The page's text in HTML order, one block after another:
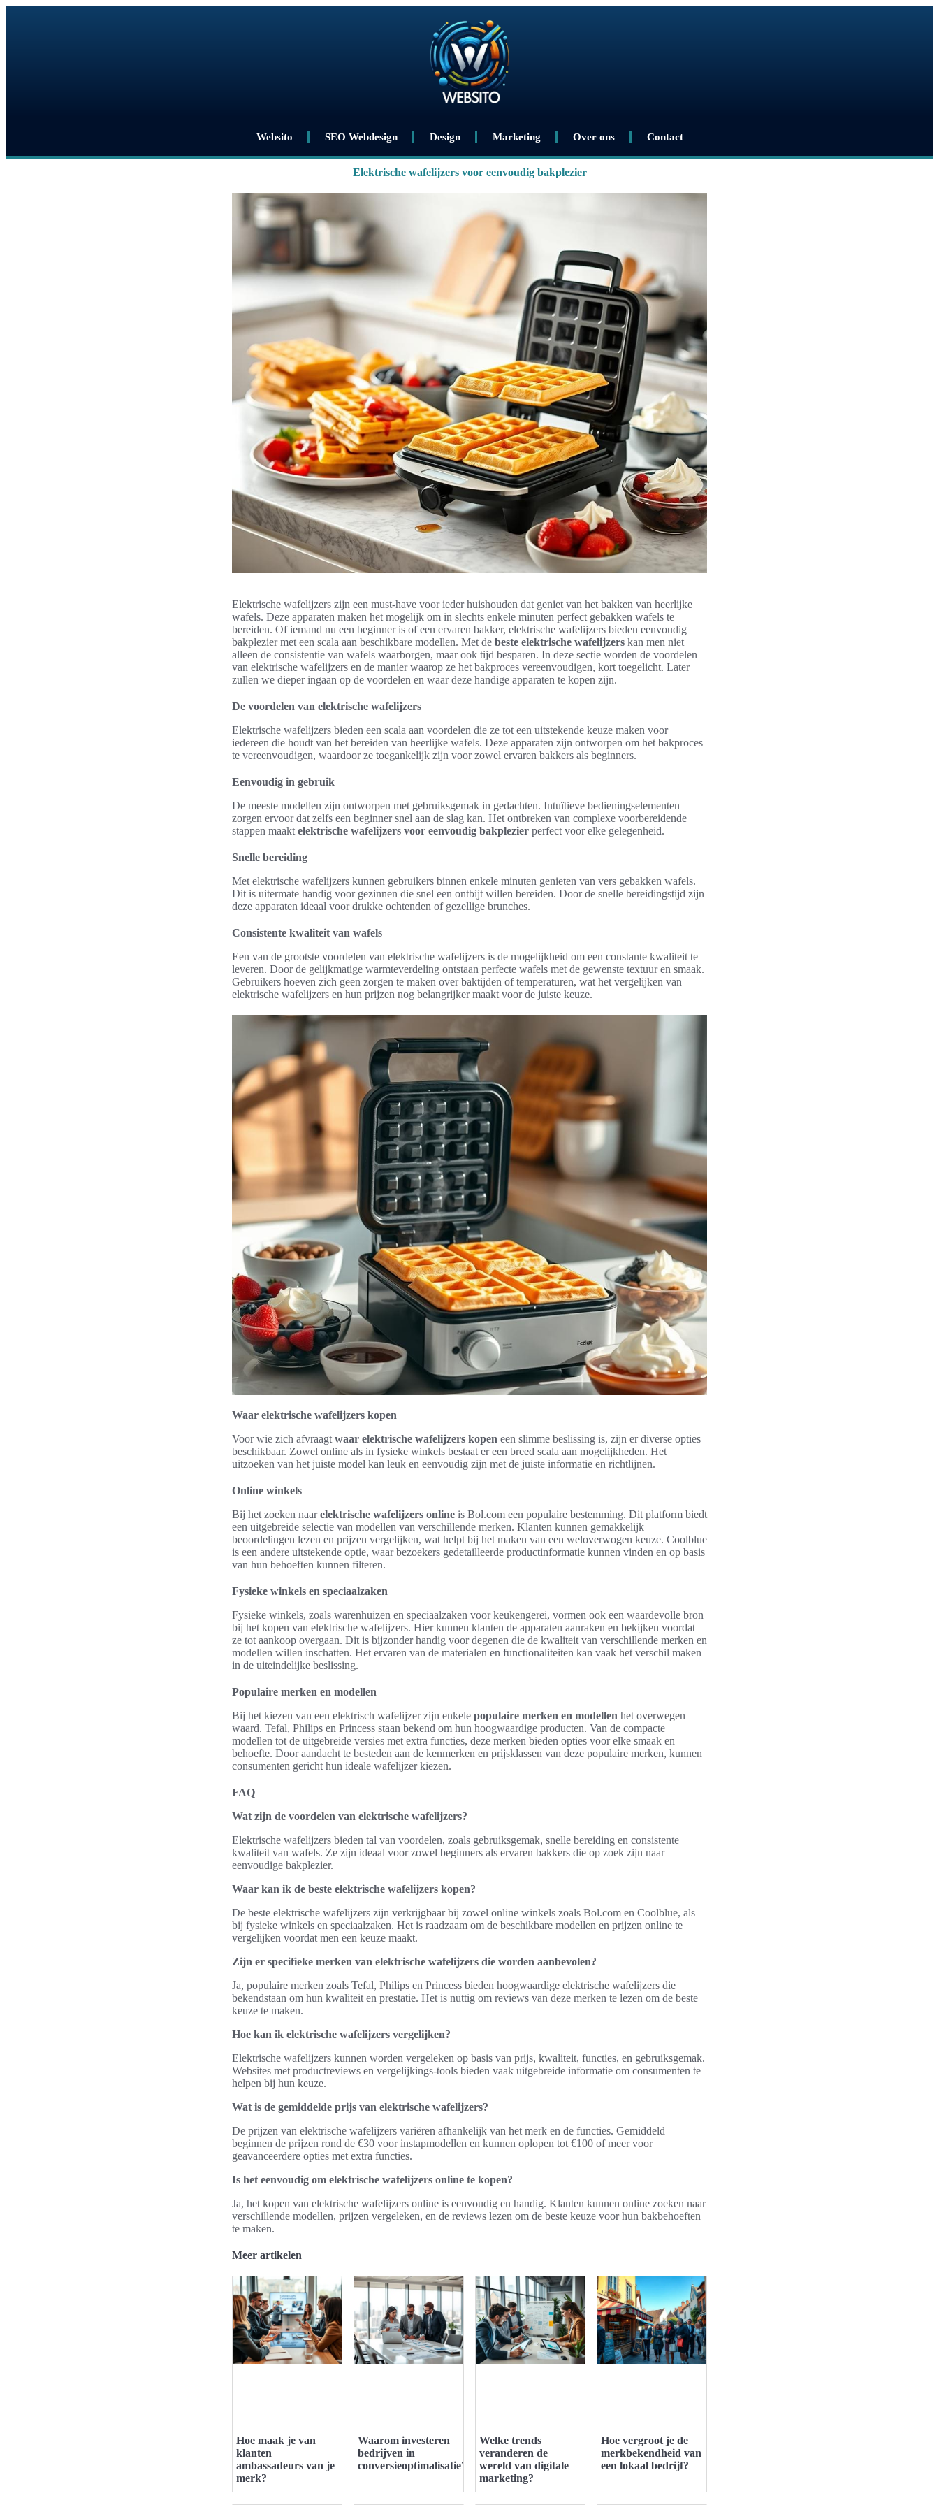
Websito SEO Webdesign Design Marketing Over ons Contact
Elektrische wafelijzers voor eenvoudig bakplezier
Elektrische wafelijzers zijn een must-have voor ieder huishouden dat geniet van het bakken van heerlijke
wafels. Deze apparaten maken het mogelijk om in slechts enkele minuten perfect gebakken wafels te
bereiden. Of iemand nu een beginner is of een ervaren bakker, elektrische wafelijzers bieden eenvoudig
bakplezier met een scala aan beschikbare modellen. Met de beste elektrische wafelijzers kan men niet
alleen de consistentie van wafels waarborgen, maar ook tijd besparen. In deze sectie worden de voordelen
van elektrische wafelijzers en de manier waarop ze het bakproces vereenvoudigen, kort toegelicht. Later
zullen we dieper ingaan op de voordelen en waar deze handige apparaten te kopen zijn.
De voordelen van elektrische wafelijzers
Elektrische wafelijzers bieden een scala aan voordelen die ze tot een uitstekende keuze maken voor
iedereen die houdt van het bereiden van heerlijke wafels. Deze apparaten zijn ontworpen om het bakproces
te vereenvoudigen, waardoor ze toegankelijk zijn voor zowel ervaren bakkers als beginners.
Eenvoudig in gebruik
De meeste modellen zijn ontworpen met gebruiksgemak in gedachten. Intuïtieve bedieningselementen
zorgen ervoor dat zelfs een beginner snel aan de slag kan. Het ontbreken van complexe voorbereidende
stappen maakt elektrische wafelijzers voor eenvoudig bakplezier perfect voor elke gelegenheid.
Snelle bereiding
Met elektrische wafelijzers kunnen gebruikers binnen enkele minuten genieten van vers gebakken wafels.
Dit is uitermate handig voor gezinnen die snel een ontbijt willen bereiden. Door de snelle bereidingstijd zijn
deze apparaten ideaal voor drukke ochtenden of gezellige brunches.
Consistente kwaliteit van wafels
Een van de grootste voordelen van elektrische wafelijzers is de mogelijkheid om een constante kwaliteit te
leveren. Door de gelijkmatige warmteverdeling ontstaan perfecte wafels met de gewenste textuur en smaak.
Gebruikers hoeven zich geen zorgen te maken over baktijden of temperaturen, wat het vergelijken van
elektrische wafelijzers en hun prijzen nog belangrijker maakt voor de juiste keuze.
Waar elektrische wafelijzers kopen
Voor wie zich afvraagt waar elektrische wafelijzers kopen een slimme beslissing is, zijn er diverse opties
beschikbaar. Zowel online als in fysieke winkels bestaat er een breed scala aan mogelijkheden. Het
uitzoeken van het juiste model kan leuk en eenvoudig zijn met de juiste informatie en richtlijnen.
Online winkels
Bij het zoeken naarelektrische wafelijzers online is Bol.com een populaire bestemming. Dit platform biedt
een uitgebreide selectie van modellen van verschillende merken. Klanten kunnen gemakkelijk
beoordelingen lezen en prijzen vergelijken, wat helpt bij het maken van een weloverwogen keuze. Coolblue
is een andere uitstekende optie, waar bezoekers gedetailleerde productinformatie kunnen vinden en op basis
van hun behoeften kunnen filteren.
Fysieke winkels en speciaalzaken
Fysieke winkels, zoals warenhuizen en speciaalzaken voor keukengerei, vormen ook een waardevolle bron
bij het kopen van elektrische wafelijzers. Hier kunnen klanten de apparaten aanraken en bekijken voordat
ze tot aankoop overgaan. Dit is bijzonder handig voor degenen die de kwaliteit van verschillende merken en
modellen willen inschatten. Het ervaren van de materialen en functionaliteiten kan vaak het verschil maken
in de uiteindelijke beslissing.
Populaire merken en modellen
Bij het kiezen van een elektrisch wafelijzer zijn enkele populaire merken en modellen het overwegen
waard. Tefal, Philips en Princess staan bekend om hun hoogwaardige producten. Van de compacte
modellen tot de uitgebreide versies met extra functies, deze merken bieden opties voor elke smaak en
behoefte. Door aandacht te besteden aan de kenmerken en prijsklassen van deze populaire merken, kunnen
consumenten gericht hun ideale wafelijzer kiezen.
FAQ
Wat zijn de voordelen van elektrische wafelijzers?
Elektrische wafelijzers bieden tal van voordelen, zoals gebruiksgemak, snelle bereiding en consistente
kwaliteit van wafels. Ze zijn ideaal voor zowel beginners als ervaren bakkers die op zoek zijn naar
eenvoudige bakplezier.
Waar kan ik de beste elektrische wafelijzers kopen?
De beste elektrische wafelijzers zijn verkrijgbaar bij zowel online winkels zoals Bol.com en Coolblue, als
bij fysieke winkels en speciaalzaken. Het is raadzaam om de beschikbare modellen en prijzen online te
vergelijken voordat men een keuze maakt.
Zijn er specifieke merken van elektrische wafelijzers die worden aanbevolen?
Ja, populaire merken zoals Tefal, Philips en Princess bieden hoogwaardige elektrische wafelijzers die
bekendstaan om hun kwaliteit en prestatie. Het is nuttig om reviews van deze merken te lezen om de beste
keuze te maken.
Hoe kan ik elektrische wafelijzers vergelijken?
Elektrische wafelijzers kunnen worden vergeleken op basis van prijs, kwaliteit, functies, en gebruiksgemak.
Websites met productreviews en vergelijkings-tools bieden vaak uitgebreide informatie om consumenten te
helpen bij hun keuze.
Wat is de gemiddelde prijs van elektrische wafelijzers?
De prijzen van elektrische wafelijzers variëren afhankelijk van het merk en de functies. Gemiddeld
beginnen de prijzen rond de €30 voor instapmodellen en kunnen oplopen tot €100 of meer voor
geavanceerdere opties met extra functies.
Is het eenvoudig om elektrische wafelijzers online te kopen?
Ja, het kopen van elektrische wafelijzers online is eenvoudig en handig. Klanten kunnen online zoeken naar
verschillende modellen, prijzen vergeleken, en de reviews lezen om de beste keuze voor hun bakbehoeften
te maken.
Meer artikelen
Hoe maak je van
klanten
ambassadeurs van je
merk?
Waarom investeren
bedrijven in
conversieoptimalisatie?
Welke trends
veranderen de
wereld van digitale
marketing?
Hoe vergroot je de
merkbekendheid van
een lokaal bedrijf?